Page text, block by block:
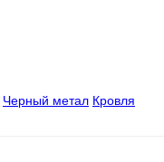
Черный метал Кровля